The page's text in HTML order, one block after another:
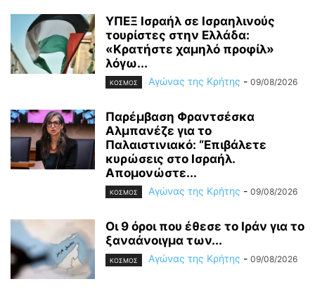
ΥΠΕΞ Ισραήλ σε Ισραηλινούς
τουρίστες στην Ελλάδα:
«Κρατήστε χαμηλό προφίλ»
λόγω...
ΚΟΣΜΟΣ Αγώνας της Κρήτης - 09/08/2026
Παρέμβαση Φραντσέσκα
Αλμπανέζε για το
Παλαιστινιακό: “Επιβάλετε
κυρώσεις στο Ισραήλ.
Απομονώστε...
ΚΟΣΜΟΣ Αγώνας της Κρήτης - 09/08/2026
Οι 9 όροι που έθεσε το Ιράν για το
ξαναάνοιγμα των...
ΚΟΣΜΟΣ Αγώνας της Κρήτης - 09/08/2026